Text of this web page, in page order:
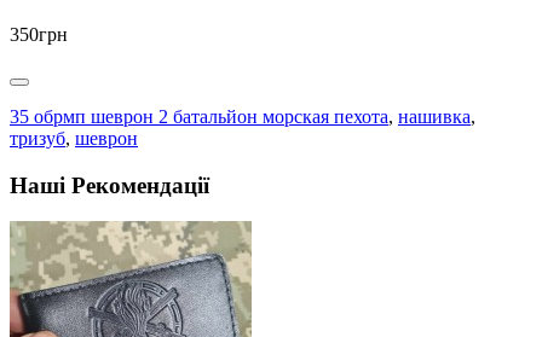
350грн
35 обрмп шеврон 2 батальйон морская пехота, нашивка,
тризуб, шеврон
Наші Рекомендації